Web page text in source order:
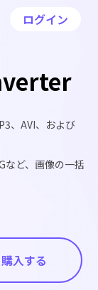
ログイン
、AVI、および
など、画像の一括
購入する